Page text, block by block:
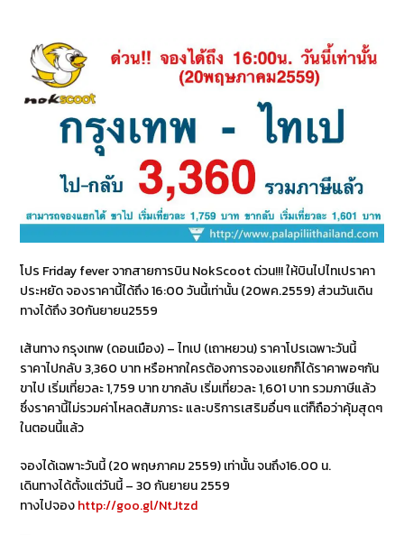
โปร Friday fever จากสายการบิน NokScoot ด่วน!!! ให้บินไปไทเปราคา
ประหยัด จองราคานี้ได้ถึง 16:00 วันนี้เท่านั้น (20พค.2559) ส่วนวันเดิน
ทางได้ถึง 30กันยายน2559
เส้นทาง กรุงเทพ (ดอนเมือง) – ไทเป (เถาหยวน) ราคาโปรเฉพาะวันนี้
ราคาไปกลับ 3,360 บาท หรือหากใครต้องการจองแยกก็ได้ราคาพอๆกัน
ขาไป เริ่มเที่ยวละ 1,759 บาท ขากลับ เริ่มเที่ยวละ 1,601 บาท รวมภาษีแล้ว
ซึ่งราคานี้ไม่รวมค่าโหลดสัมภาระ และบริการเสริมอื่นๆ แต่ก็ถือว่าคุ้มสุดๆ
ในตอนนี้แล้ว
จองได้เฉพาะวันนี้ (20 พฤษภาคม 2559) เท่านั้น จนถึง16.00 น.
เดินทางได้ตั้งแต่วันนี้ – 30 กันยายน 2559
ทางไปจองhttp://goo.gl/NtJtzd